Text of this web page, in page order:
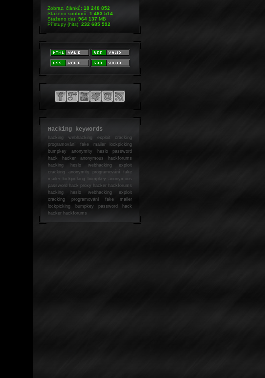
Zobraz. článků:18 248 852
Staženo souborů:1 463 514
Staženo dat:964 137MB
Přístupy (hits):232 685 592
Hacking keywords
hackingwebhacking exploit cracking
programování fake mailer lockpicking
bumpkey anonymity heslo password
hackhacker anonymous hackforums
hackingheslo webhacking exploit
cracking anonymity programování fake
mailer lockpicking bumpkey anonymous
password hack proxy hacker hackforums
hacking heslo webhacking exploit
cracking programování fake mailer
lockpicking bumpkey password hack
hackerhackforums